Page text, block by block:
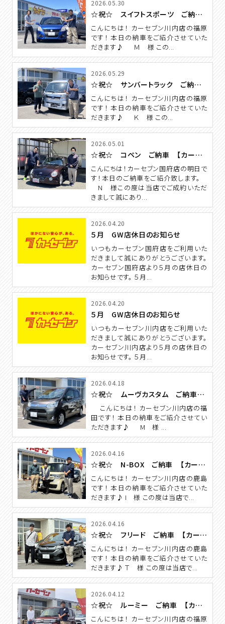
2026.05.30
☆祝☆ スイフトスポーツ ご納車 【カーセブン川内店】
こんにちは！ カーセブン川内店の福原
です！ 本日の納車をご紹介させていた
だきます♪ Ｍ 様 この...
2026.05.29
☆祝☆ サンバートラック ご納車 【カーセブン川内店】
こんにちは！ カーセブン川内店の福原
です！ 本日の納車をご紹介させていた
だきます♪ Ｋ 様 この...
2026.05.01
☆祝☆ コペン ご納車 【カーセブン国府店】
こんにちは！カーセブン国府店の明日で
す！本日のご納車をご紹介致します。
N 様この度は当店でご成約いただ
きまして誠にあり...
2026.04.20
５月 GW店休日のお知らせ
いつもカーセブン国府店をご利用いた
だきまして誠にありがとうございます。
カーセブン国府店より５月の店休日の
お知らせです。 ５月...
2026.04.20
５月 GW店休日のお知らせ
いつもカーセブン川内店をご利用いた
だきまして誠にありがとうございます。
カーセブン川内店より５月の店休日の
お知らせです。 ５月...
2026.04.18
☆祝☆ ムーヴカスタム ご納車 【カーセブン川内店】
こんにちは！ カーセブン川内店の福
田です！ 本日の納車をご紹介させてい
ただきます♪ M 様 ...
2026.04.16
☆祝☆ N-BOX ご納車 【カーセブン川内店】
こんにちは！ カーセブン川内店の鹿島
です！ 本日の納車をご紹介させていた
だきます♪ I 様 この度は当店で...
2026.04.16
☆祝☆ フリード ご納車 【カーセブン川内店】
こんにちは！ カーセブン川内店の鹿島
です！ 本日の納車をご紹介させていた
だきます♪ Ｔ 様 この度は当店で...
2026.04.12
☆祝☆ ルーミー ご納車 【カーセブン川内店】
こんにちは！ カーセブン川内店の福原